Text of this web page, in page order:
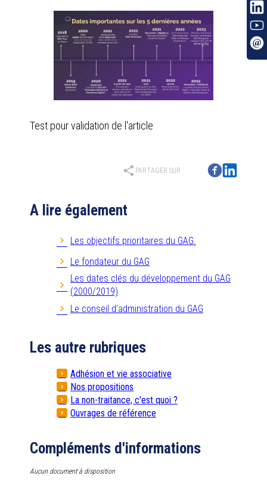
Test pour validation de l'article
share PARTAGER SUR :
A lire également
Les objectifs prioritaires du GAG.
Le fondateur du GAG
Les dates clés du développement du GAG
(2000/2019)
Le conseil d'administration du GAG
Les autre rubriques
Adhésion et vie associative
Nos propositions
La non-traitance, c'est quoi ?
Ouvrages de référence
Compléments d'informations
Aucun document à disposition